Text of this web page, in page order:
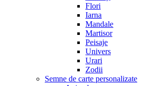
Flori
Iarna
Mandale
Martisor
Peisaje
Univers
Urari
Zodii
Semne de carte personalizate